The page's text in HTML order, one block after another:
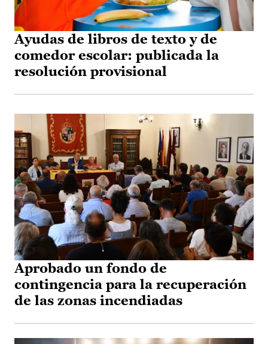
Ayudas de libros de texto y de
comedor escolar: publicada la
resolución provisional
Aprobado un fondo de
contingencia para la recuperación
de las zonas incendiadas